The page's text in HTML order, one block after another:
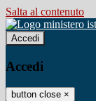
Salta al contenuto
Accedi
Accedi
button close ×